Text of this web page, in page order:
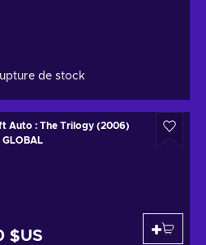
de stock
Auto : The Trilogy (2006)
$US